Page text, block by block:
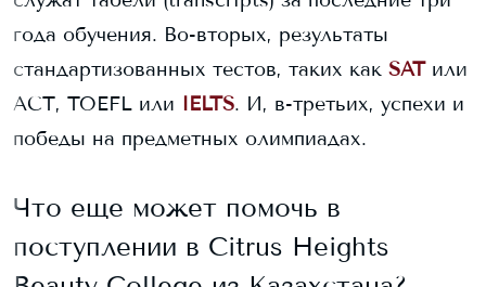
года обучения. Во-вторых, результаты
стандартизованных тестов, таких как SAT или
ACT, TOEFL или IELTS. И, в-третьих, успехи и
победы на предметных олимпиадах.
Что еще может помочь в
поступлении в Citrus Heights